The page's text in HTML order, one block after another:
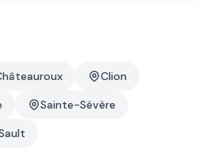
Clion
Sainte-Sévère